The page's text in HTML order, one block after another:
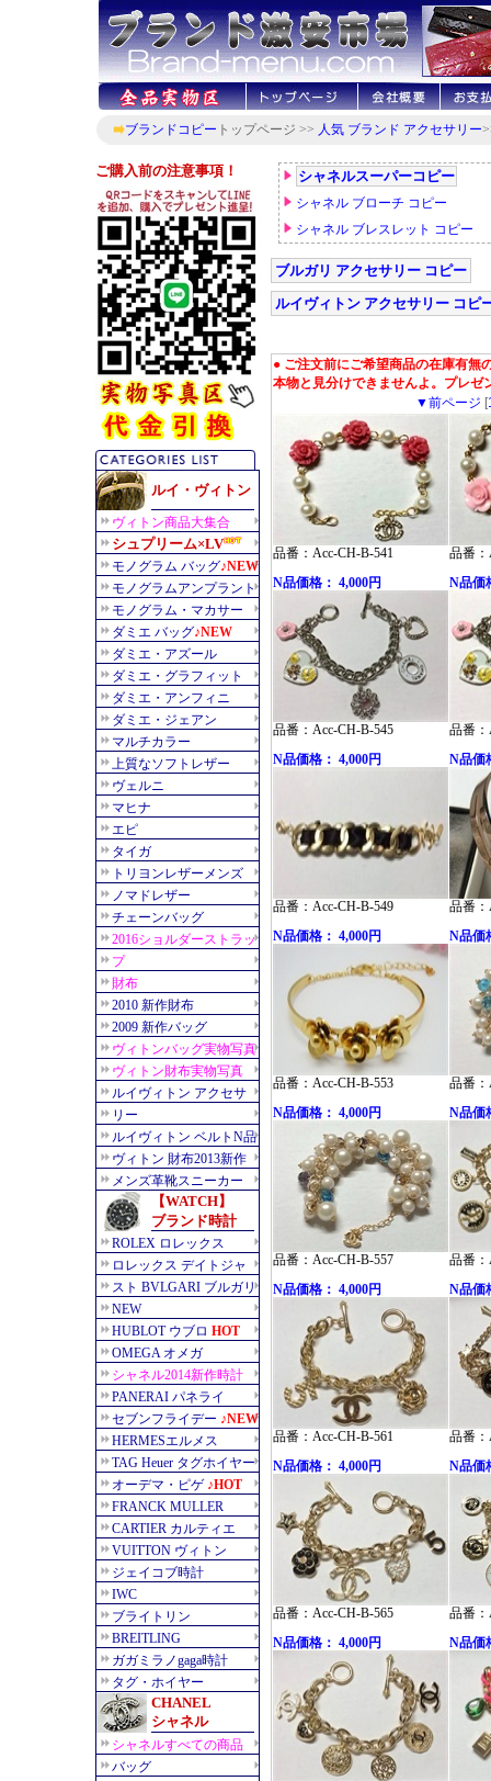
ブランドコピー トップページ >> 人気 ブランド アクセサリー
ブルガリ アクセサリー コピー
ルイヴィトン アクセサリー コピ
● ご注文前にご希望商品の在庫有無
本物と見分けできませんよ。プレゼ
▼前ページ [
品番：Acc-CH-B-541
N品価格： 4,000円
品番：
N品価
品番：Acc-CH-B-545
N品価格： 4,000円
品番：
N品価
品番：Acc-CH-B-549
N品価格： 4,000円
品番：
N品価
品番：Acc-CH-B-553
N品価格： 4,000円
品番：
N品価
品番：Acc-CH-B-557
N品価格： 4,000円
品番：
N品価
品番：Acc-CH-B-561
N品価格： 4,000円
品番：
N品価
品番：Acc-CH-B-565
N品価格： 4,000円
品番：
N品価